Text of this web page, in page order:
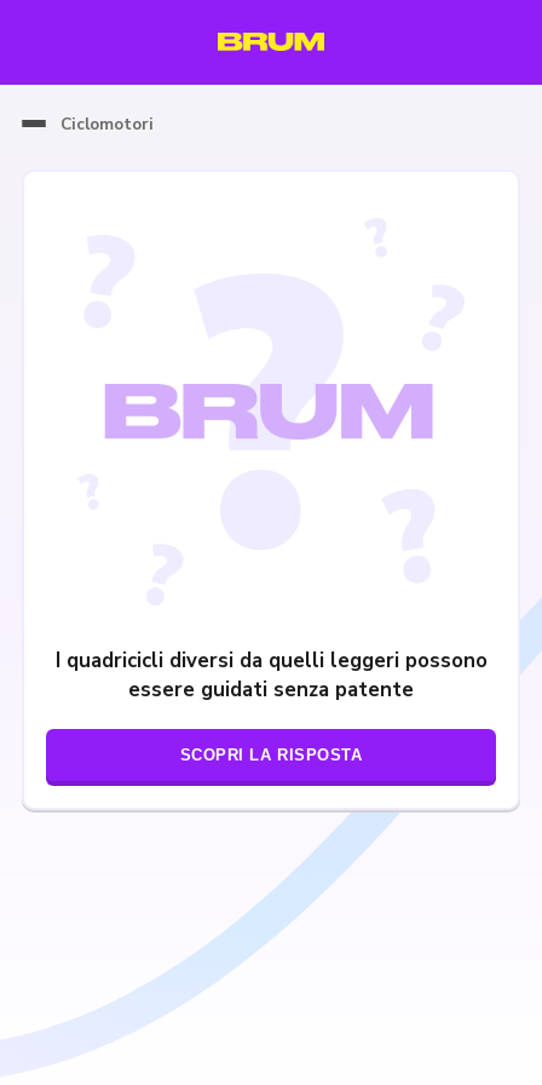
Ciclomotori
I quadricicli diversi da quelli leggeri possono
essere guidati senza patente
SCOPRI LA RISPOSTA